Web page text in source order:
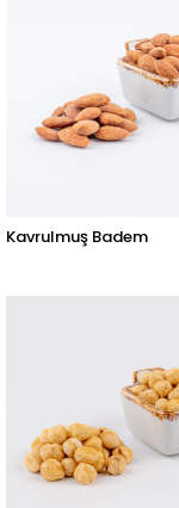
Kavrulmuş Badem